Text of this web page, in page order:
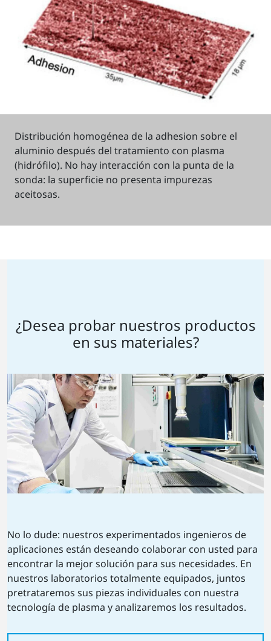
Distribución homogénea de la adhesion sobre el
aluminio después del tratamiento con plasma
(hidrófilo). No hay interacción con la punta de la
sonda: la superficie no presenta impurezas
aceitosas.
¿Desea probar nuestros productos
en sus materiales?
No lo dude: nuestros experimentados ingenieros de
aplicaciones están deseando colaborar con usted para
encontrar la mejor solución para sus necesidades. En
nuestros laboratorios totalmente equipados, juntos
pretrataremos sus piezas individuales con nuestra
tecnología de plasma y analizaremos los resultados.